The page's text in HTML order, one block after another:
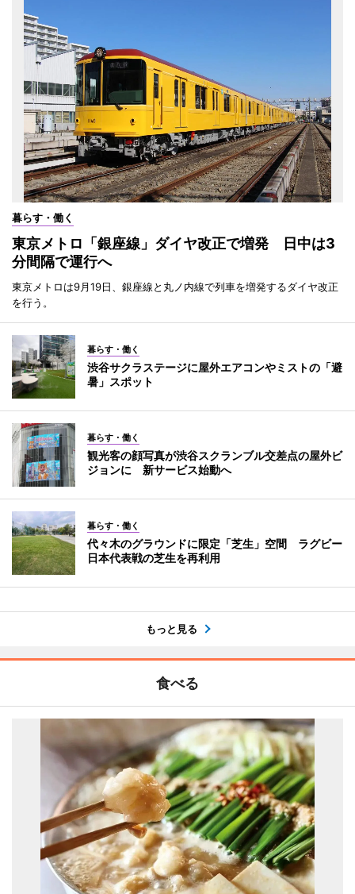
暮らす・働く
東京メトロ「銀座線」ダイヤ改正で増発 日中は3
分間隔で運行へ
東京メトロは9月19日、銀座線と丸ノ内線で列車を増発するダイヤ改正
を行う。
暮らす・働く
渋谷サクラステージに屋外エアコンやミストの「避
暑」スポット
暮らす・働く
観光客の顔写真が渋谷スクランブル交差点の屋外ビ
ジョンに 新サービス始動へ
暮らす・働く
代々木のグラウンドに限定「芝生」空間 ラグビー
日本代表戦の芝生を再利用
もっと見る
食べる